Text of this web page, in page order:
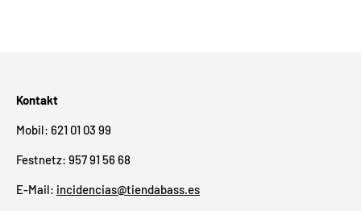
Kontakt
Mobil: 621 01 03 99
Festnetz: 957 91 56 68
E-Mail: incidencias@tiendabass.es